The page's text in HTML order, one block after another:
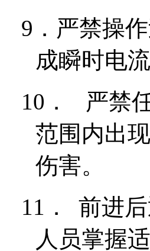
9． 严禁操
成瞬时电
10．
严禁
范围内出
伤害。
11．
前进
人员掌握